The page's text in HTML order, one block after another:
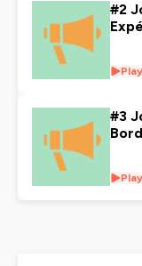
#2
Play
#3
Play